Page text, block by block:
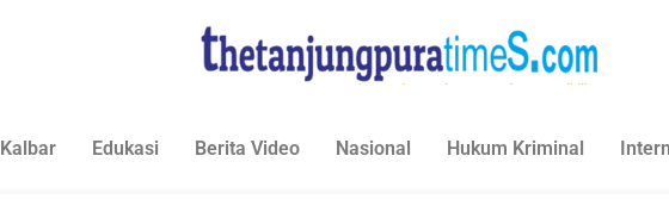
Kalbar Edukasi Berita Video Nasional Hukum Kriminal